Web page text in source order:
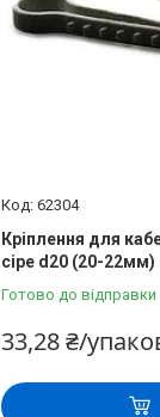
62304
Кріплення для
сіре d20 (20-22мм)
Готово до відправки
33,28 ₴/